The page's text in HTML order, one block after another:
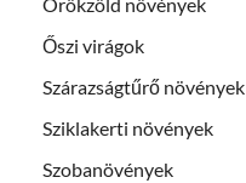
Őszi virágok
Szárazságtűrő növények
Sziklakerti növények
Szobanövények